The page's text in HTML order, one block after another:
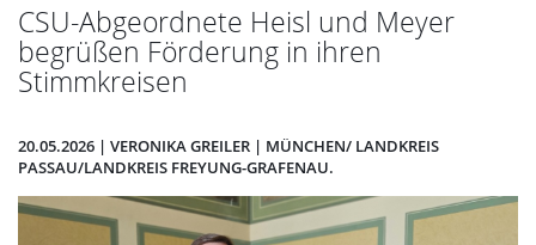
CSU-Abgeordnete Heisl und Meyer
begrüßen Förderung in ihren
Stimmkreisen
20.05.2026 | VERONIKA GREILER | MÜNCHEN/ LANDKREIS
PASSAU/LANDKREIS FREYUNG-GRAFENAU.